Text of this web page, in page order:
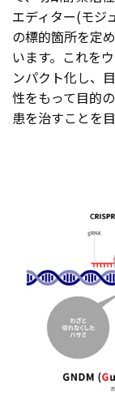
エディター(モジ
の標的箇所を定
います。これを
ンパクト化し、
性をもって目的
患を治すことを